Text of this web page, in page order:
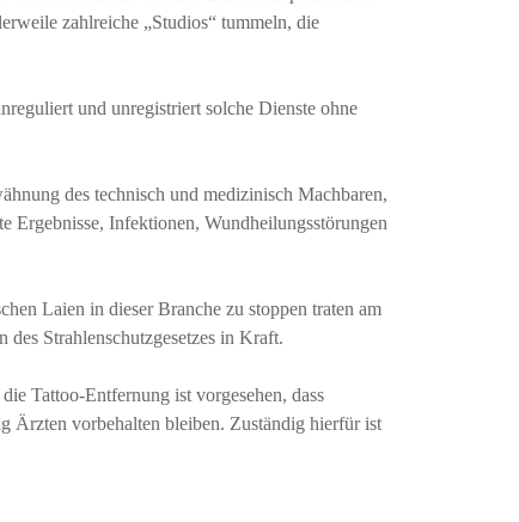
zahlreiche „Studios“ tummeln, die
und unregistriert solche Dienste ohne
des technisch und medizinisch Machbaren,
Ergebnisse, Infektionen, Wundheilungsstörungen
Laien in dieser Branche zu stoppen traten am
des Strahlenschutzgesetzes in Kraft.
Tattoo-Entfernung ist vorgesehen, dass
Ärzten vorbehalten bleiben. Zuständig hierfür ist